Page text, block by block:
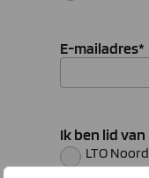
E-mailadres*
Ik ben lid van
LTO Noord